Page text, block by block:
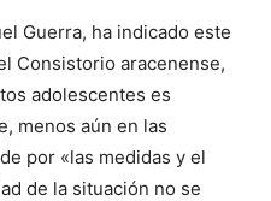
Guerra, ha indicado este
Consistorio aracenense,
adolescentes es
menos aún en las
por «las medidas y el
de la situación no se